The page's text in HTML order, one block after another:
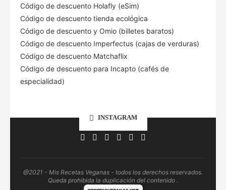
Código de descuento Holafly (eSim)
Código de descuento tienda ecológica
Código de descuento y Omio (billetes baratos)
Código de descuento Imperfectus (cajas de verduras)
Código de descuento Matchaflix
Código de descuento para Incapto (cafés de
especialidad)
INSTAGRAM
@2021 - Mis Recetas Veganas - todos los derechos reservados.
Queda prohibida la duplicación del contenido .